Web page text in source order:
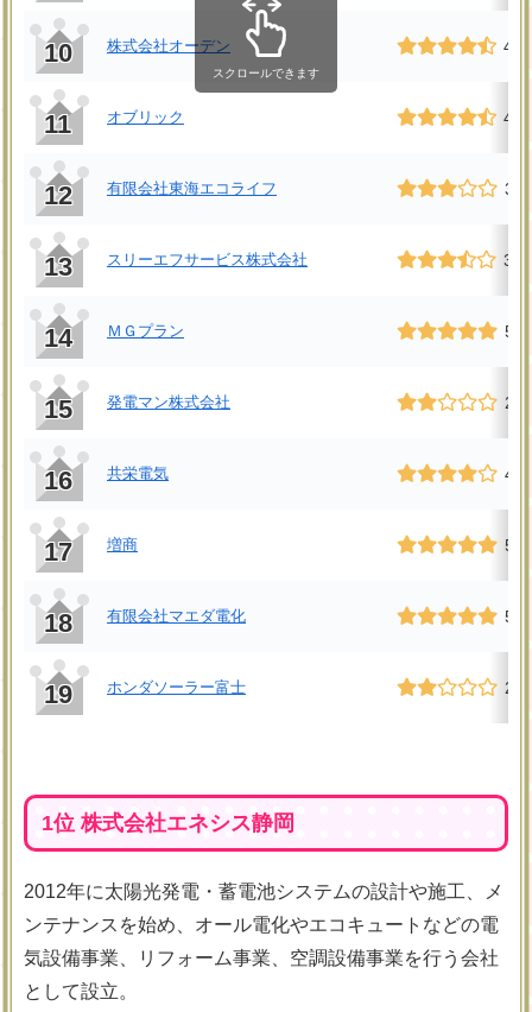
10 株式会社オーデン 4.7
11 オブリック 4.7
12 有限会社東海エコライフ 3.0
13 スリーエフサービス株式会社 3.7
14 ＭＧプラン 5.0
15 発電マン株式会社 2.3
16 共栄電気 4.0
17 増商 5.0
18 有限会社マエダ電化 5.0
19 ホンダソーラー富士 2.0
スクロールできます
1位 株式会社エネシス静岡
2012年に太陽光発電・蓄電池システムの設計や施工、メ
ンテナンスを始め、オール電化やエコキュートなどの電
気設備事業、リフォーム事業、空調設備事業を行う会社
として設立。